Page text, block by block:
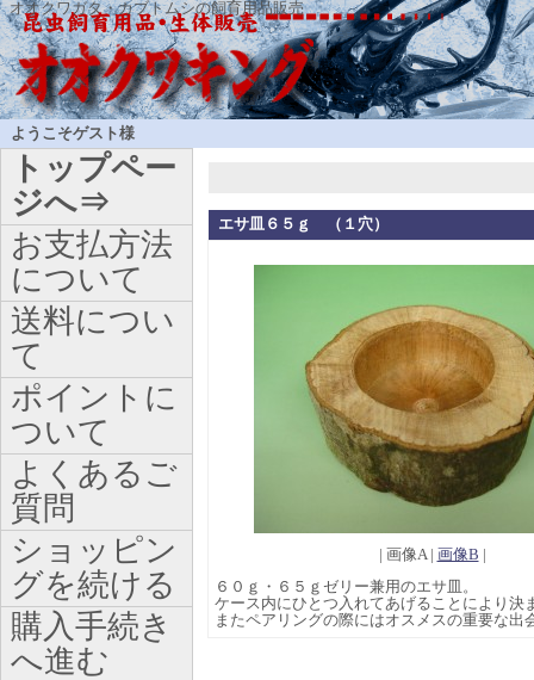
オオクワガタ・カブトムシの飼育用品販売
ようこそゲスト様
エサ皿６５ｇ （１穴）
| 画像A | 画像B |
６０ｇ・６５ｇゼリー兼用のエサ皿。
ケース内にひとつ入れてあげることにより
またペアリングの際にはオスメスの重要な出
トップペー
ジへ⇒
お支払方法
について
送料につい
て
ポイントに
ついて
よくあるご
質問
ショッピン
グを続ける
購入手続き
へ進む